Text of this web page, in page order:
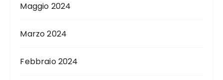
Maggio 2024
Marzo 2024
Febbraio 2024